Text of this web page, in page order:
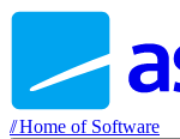
//Home of Software